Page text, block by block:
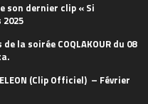
son dernier clip « Si
la soirée COQLAKOUR du 08
(Clip Officiel) – Février